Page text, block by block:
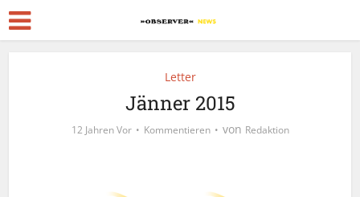
Letter
Jänner 2015
12 Jahren Vor Kommentieren von Redaktion